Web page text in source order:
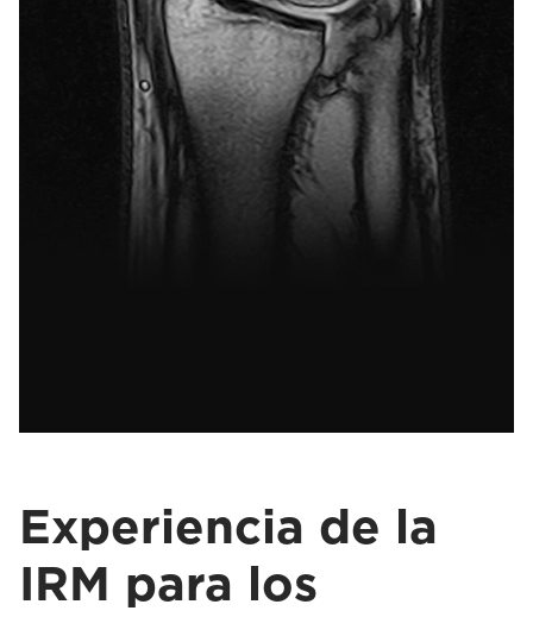
Experiencia de la
IRM para los